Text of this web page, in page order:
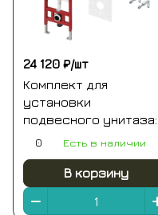
24 120 ₽/шт
Комплект для
установки
подвесного унитаза:
застенный модуль
пластиковая панель
смыва tecespring r,
черная матовая
0 Есть в наличии
В корзину